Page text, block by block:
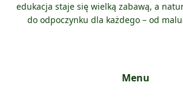
edukacja staje się wielką zabawą, a
do odpoczynku dla każdego – od
Menu